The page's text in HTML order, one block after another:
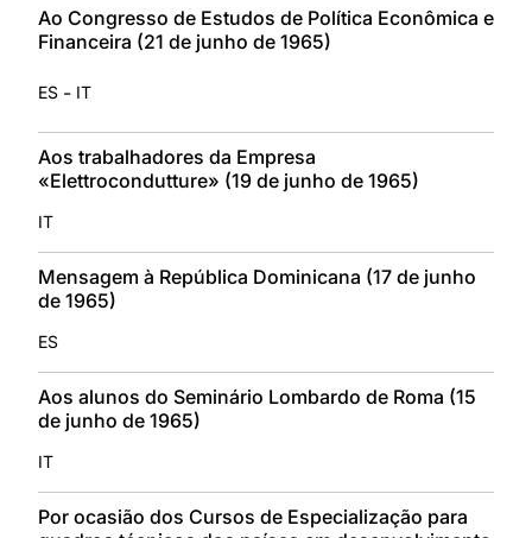
Ao Congresso de Estudos de Política Econômica e
Financeira (21 de junho de 1965)
ES - IT
Aos trabalhadores da Empresa
«Elettrocondutture» (19 de junho de 1965)
IT
Mensagem à República Dominicana (17 de junho
de 1965)
ES
Aos alunos do Seminário Lombardo de Roma (15
de junho de 1965)
IT
Por ocasião dos Cursos de Especialização para